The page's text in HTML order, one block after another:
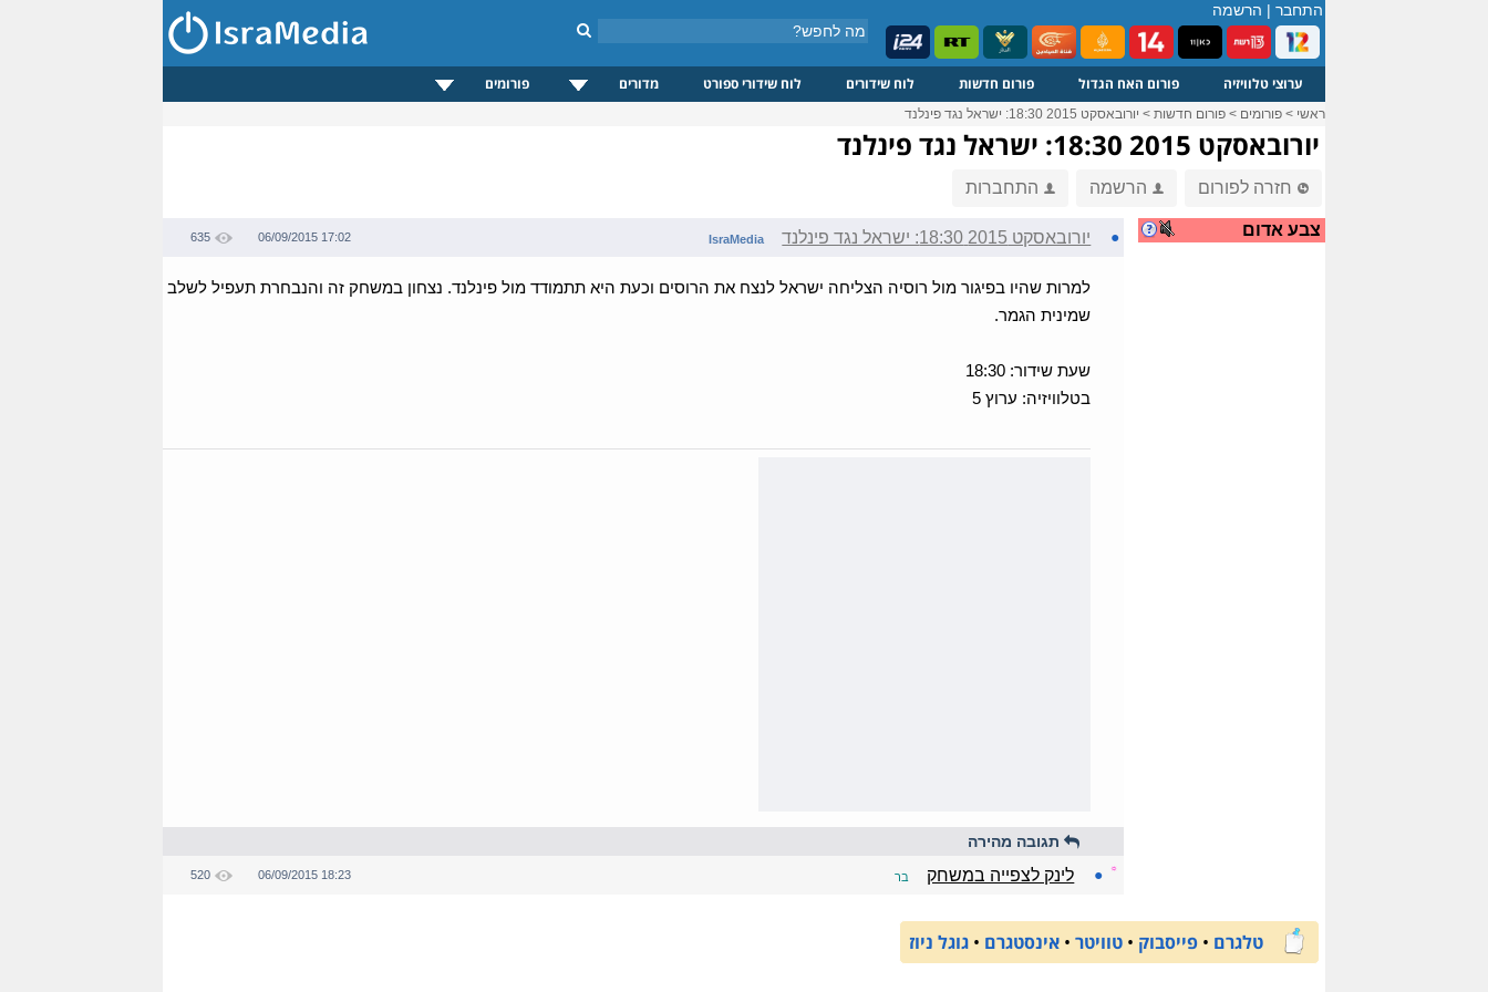
התחבר | הרשמה
ערוצי טלוויזיה פורום האח הגדול פורום חדשות לוח שידורים לוח שידורי ספורט מדורים פורומים
ראשי > פורומים > פורום חדשות > יורובאסקט 2015 18:30: ישראל נגד פינלנד
יורובאסקט 2015 18:30: ישראל נגד פינלנד
חזרה לפורום הרשמה התחברות
צבע אדום ● יורובאסקט 2015 18:30: ישראל נגד פינלנד IsraMedia
06/09/2015 17:02
635
למרות שהיו בפיגור מול רוסיה הצליחה ישראל לנצח את הרוסים וכעת היא תתמודד מול פינלנד. נצחון במשחק זה והנבחרת תעפיל לשלב
שמינית הגמר.
שעת שידור: 18:30
בטלוויזיה: ערוץ 5
תגובה מהירה
☼
● לינק לצפייה במשחק בר 06/09/2015 18:23
520
טלגרם • פייסבוק • טוויטר • אינסטגרם • גוגל ניוז